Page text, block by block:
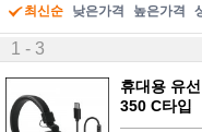
최신순 낮은가격 높은가격
1 - 3
휴대용 유
350 C타입